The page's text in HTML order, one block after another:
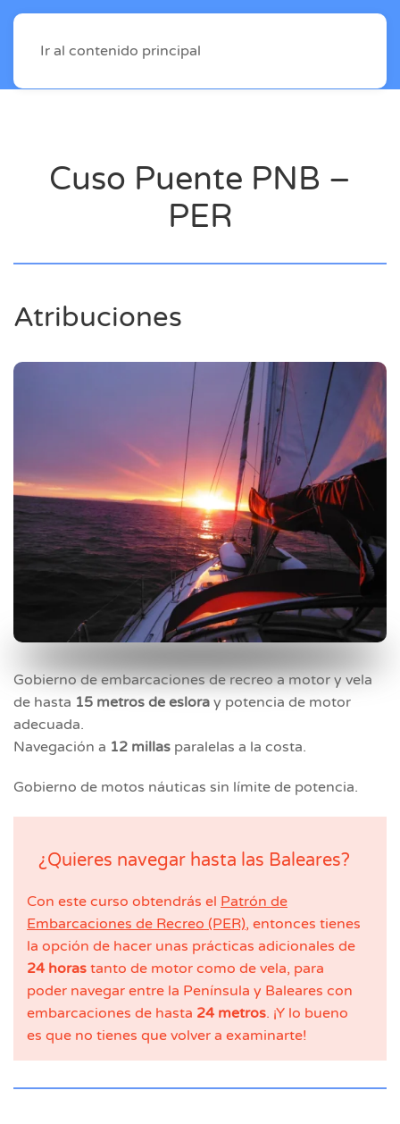
Ir al contenido principal
Cuso Puente PNB –
PER
Atribuciones
Gobierno de embarcaciones de recreo a motor y vela
de hasta 15 metros de eslora y potencia de motor
adecuada.
Navegación a 12 millas paralelas a la costa.
Gobierno de motos náuticas sin límite de potencia.
¿Quieres navegar hasta las Baleares?
Con este curso obtendrás el Patrón de
Embarcaciones de Recreo (PER), entonces tienes
la opción de hacer unas prácticas adicionales de
24 horas tanto de motor como de vela, para
poder navegar entre la Península y Baleares con
embarcaciones de hasta 24 metros. ¡Y lo bueno
es que no tienes que volver a examinarte!